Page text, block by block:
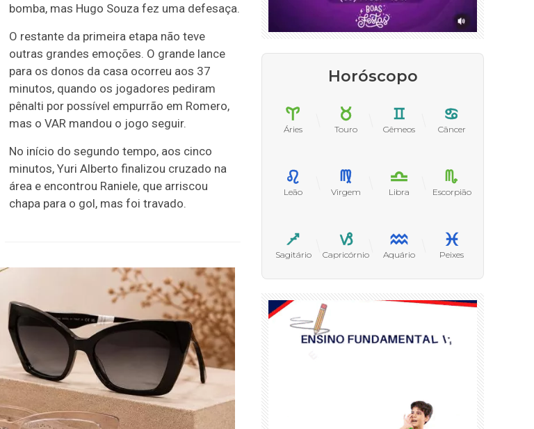
bomba, mas Hugo Souza fez uma defesaça.
O restante da primeira etapa não teve
outras grandes emoções. O grande lance
para os donos da casa ocorreu aos 37
minutos, quando os jogadores pediram
pênalti por possível empurrão em Romero,
mas o VAR mandou o jogo seguir.
No início do segundo tempo, aos cinco
minutos, Yuri Alberto finalizou cruzado na
área e encontrou Raniele, que arriscou
chapa para o gol, mas foi travado.
Horóscopo
Áries Touro Gêmeos Câncer
Leão Virgem Libra Escorpião
Sagitário Capricórnio Aquário Peixes